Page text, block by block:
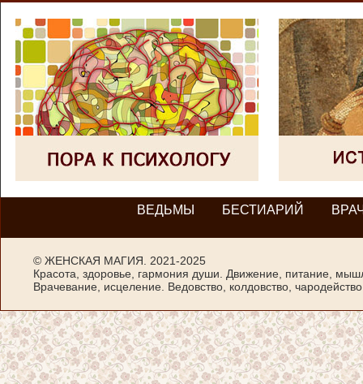
ВЕДЬМЫ БЕСТИАРИЙ
© ЖЕНСКАЯ МАГИЯ . 2021-2025
Красота, здоровье, гармония души. Движение, питание,
Врачевание, исцеление. Ведовство, колдовство,